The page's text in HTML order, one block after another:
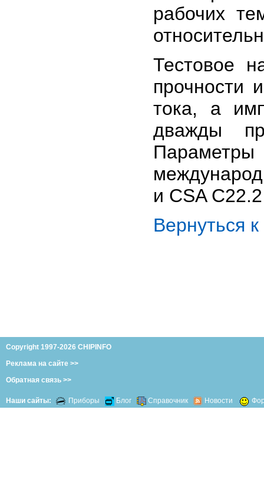
рабочих
Тестовое
прочности
тока, а
дважды
и CSA
Вернуться
Copyright 1997-2026 CHIPINFO
Реклама на сайте >>
Обратная связь >>
Наши сайты: Приборы Блог Справочник Новости